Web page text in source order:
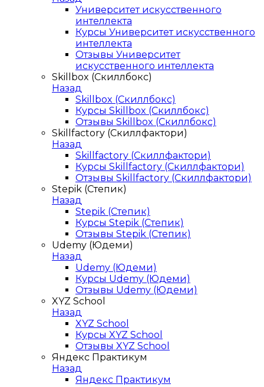
Университет искусственного
интеллекта
Курсы Университет искусственного
интеллекта
Отзывы Университет
искусственного интеллекта
Skillbox (Скиллбокс)
Назад
Skillbox (Скиллбокс)
Курсы Skillbox (Скиллбокс)
Отзывы Skillbox (Скиллбокс)
Skillfactory (Скиллфактори)
Назад
Skillfactory (Скиллфактори)
Курсы Skillfactory (Скиллфактори)
Отзывы Skillfactory (Скиллфактори)
Stepik (Степик)
Назад
Stepik (Степик)
Курсы Stepik (Степик)
Отзывы Stepik (Степик)
Udemy (Юдеми)
Назад
Udemy (Юдеми)
Курсы Udemy (Юдеми)
Отзывы Udemy (Юдеми)
XYZ School
Назад
XYZ School
Курсы XYZ School
Отзывы XYZ School
Яндекс Практикум
Назад
Яндекс Практикум